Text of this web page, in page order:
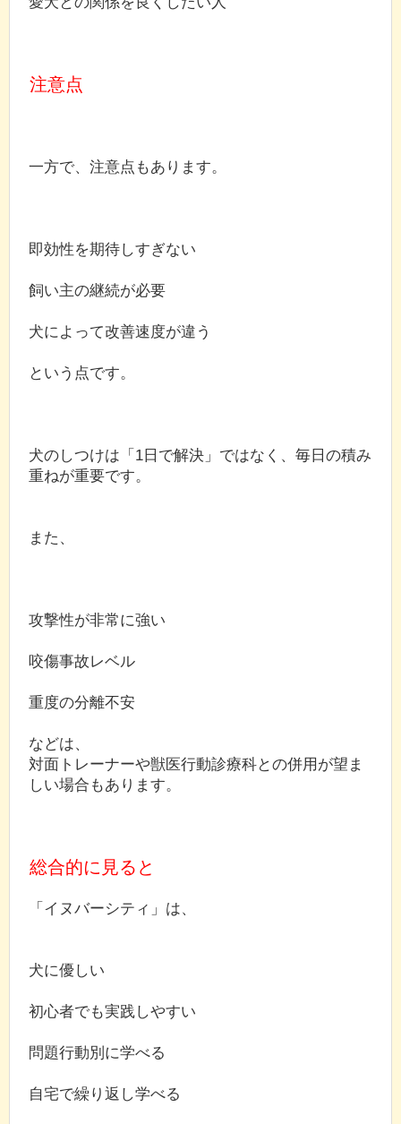
注意点
一方で、注意点もあります。
即効性を期待しすぎない
飼い主の継続が必要
犬によって改善速度が違う
という点です。
犬のしつけは「1日で解決」ではなく、毎日の積み
重ねが重要です。
また、
攻撃性が非常に強い
咬傷事故レベル
重度の分離不安
などは、
対面トレーナーや獣医行動診療科との併用が望ま
しい場合もあります。
総合的に見ると
「イヌバーシティ」は、
犬に優しい
初心者でも実践しやすい
問題行動別に学べる
自宅で繰り返し学べる